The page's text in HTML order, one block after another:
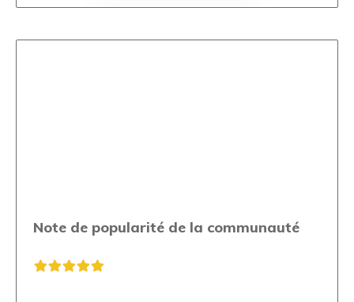
Note de popularité de la communauté